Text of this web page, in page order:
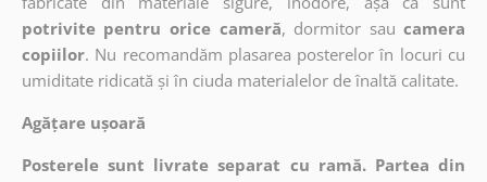
potrivite pentru orice cameră, dormitor sau camera
copiilor. Nu recomandăm plasarea posterelor în locuri cu
umiditate ridicată și în ciuda materialelor de înaltă calitate.
Agățare ușoară
Posterele sunt livrate separat cu ramă. Partea din